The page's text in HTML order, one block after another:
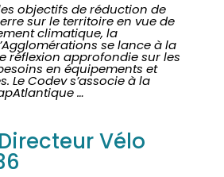
objectifs de réduction de
sur le territoire en vue de
climatique, la
se lance à la
réflexion approfondie sur les
en équipements et
Le Codev s’associe à la
…
Vélo